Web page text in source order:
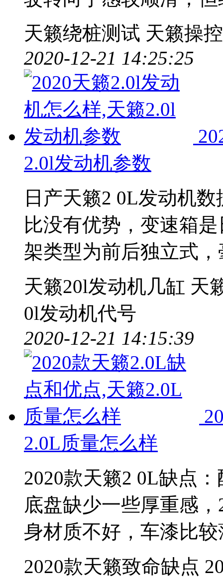
天籁绕桩测试 天籁操
2020-12-21 14:25:25
2.0l发动机参数
日产天籁2 0L发动机
比没有优势，变速箱
架类型为前后独立式
天籁20l发动机几缸 天
0l发动机代号
2020-12-21 14:15:39
2.0L质量怎么样
2020款天籁2 0L缺点
底盘缺少一些厚重感
身材质不好，车漆比
2020款天籁致命缺点